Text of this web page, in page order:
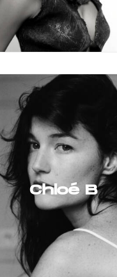
Chloé B